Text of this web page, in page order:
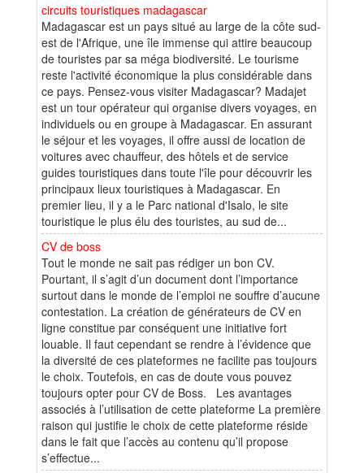
circuits touristiques madagascar
Madagascar est un pays situé au large de la côte sud-
est de l'Afrique, une île immense qui attire beaucoup
de touristes par sa méga biodiversité. Le tourisme
reste l'activité économique la plus considérable dans
ce pays. Pensez-vous visiter Madagascar? Madajet
est un tour opérateur qui organise divers voyages, en
individuels ou en groupe à Madagascar. En assurant
le séjour et les voyages, il offre aussi de location de
voitures avec chauffeur, des hôtels et de service
guides touristiques dans toute l'île pour découvrir les
principaux lieux touristiques à Madagascar. En
premier lieu, il y a le Parc national d'Isalo, le site
touristique le plus élu des touristes, au sud de...
CV de boss
Tout le monde ne sait pas rédiger un bon CV.
Pourtant, il s’agit d’un document dont l’importance
surtout dans le monde de l’emploi ne souffre d’aucune
contestation. La création de générateurs de CV en
ligne constitue par conséquent une initiative fort
louable. Il faut cependant se rendre à l’évidence que
la diversité de ces plateformes ne facilite pas toujours
le choix. Toutefois, en cas de doute vous pouvez
toujours opter pour CV de Boss. Les avantages
associés à l’utilisation de cette plateforme La première
raison qui justifie le choix de cette plateforme réside
dans le fait que l’accès au contenu qu’il propose
s’effectue...